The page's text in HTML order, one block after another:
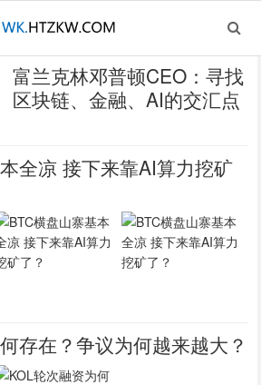
富兰克林邓普顿CEO：寻找
区块链、金融、AI的交汇点
全凉 接下来靠AI算力挖矿
存在？争议为何越来越大？